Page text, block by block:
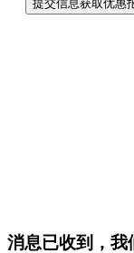
提交信息获取优惠
消息已收到，我